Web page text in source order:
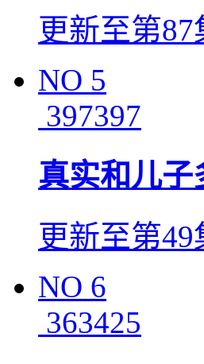
更新至第87
NO 5
397397
真实和儿子
更新至第49
NO 6
363425